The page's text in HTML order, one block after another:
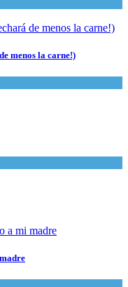
menos la carne!)